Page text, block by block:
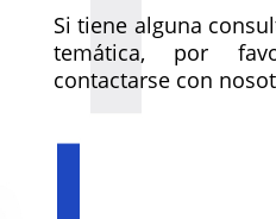
Si tiene alguna
temática, por
contactarse con